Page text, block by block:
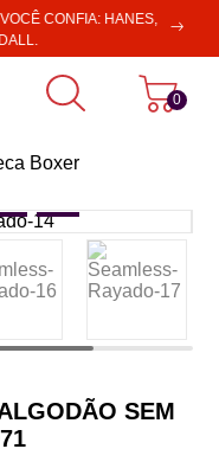
CONFIA: HANES,
0
Boxer
SEM